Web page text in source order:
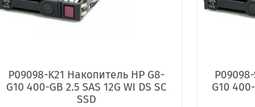
P09098-K21 Накопитель HP G8-
G10 400-GB 2.5 SAS 12G WI DS SC
SSD
G10